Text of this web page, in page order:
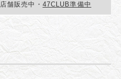
店舗販売中・ 47CLUB準備中